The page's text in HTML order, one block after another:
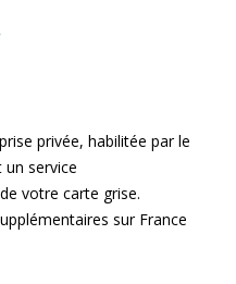
privée, habilitée par le
un service
votre carte grise.
sur France